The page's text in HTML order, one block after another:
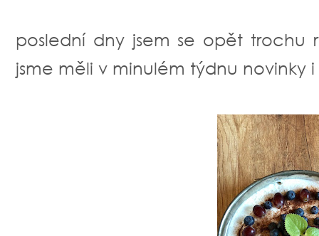
poslední dny jsem se opět
jsme měli v minulém týdnu novinky